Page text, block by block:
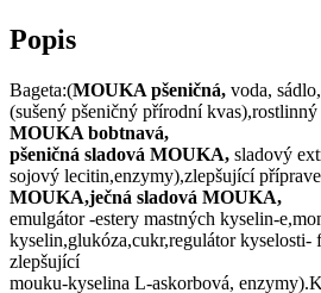
Popis
Bageta:(MOUKA pšeničná, voda,
(sušený pšeničný přírodní
MOUKA bobtnavá,
pšeničná sladová MOUKA, sladový
sojový lecitin,enzymy),zlepšující
MOUKA,ječná sladová MOUKA,
emulgátor -estery mastných kyselin-
kyselin,glukóza,cukr,regulátor kyselosti-
zlepšující
mouku-kyselina L-askorbová,